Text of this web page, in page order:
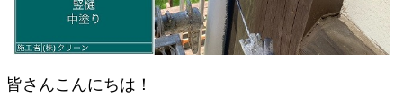
皆さんこんにちは！